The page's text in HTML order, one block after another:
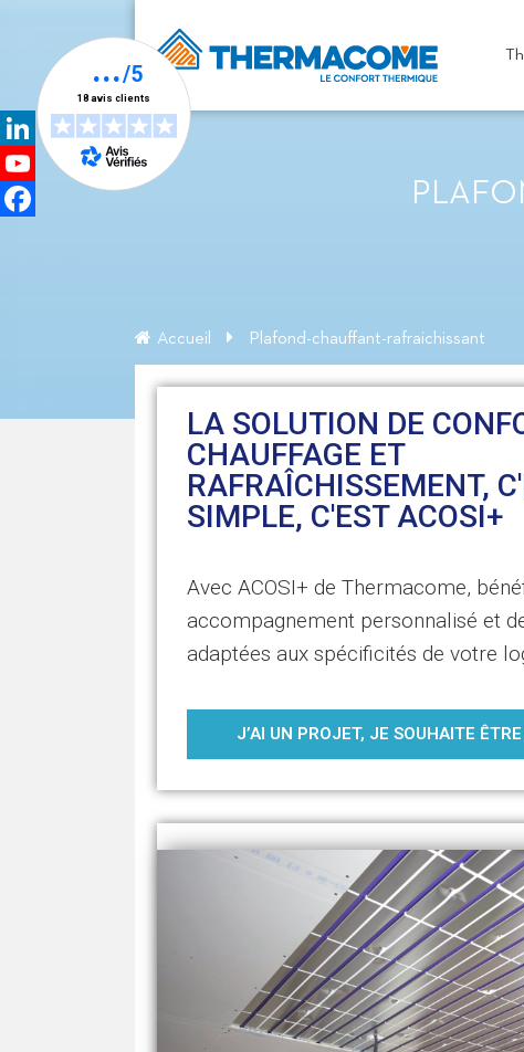
Accueil Plafond-chauffant-rafraichissant
LA SOLUTION DE
CHAUFFAGE ET
RAFRAÎCHISSEMENT,
SIMPLE, C'EST ACOSI+
Avec ACOSI+ de Thermacome,
accompagnement personnalisé et
adaptées aux spécificités de votre
J’AI UN PROJET, JE SOUHAITE
LinkedIn
YouTube